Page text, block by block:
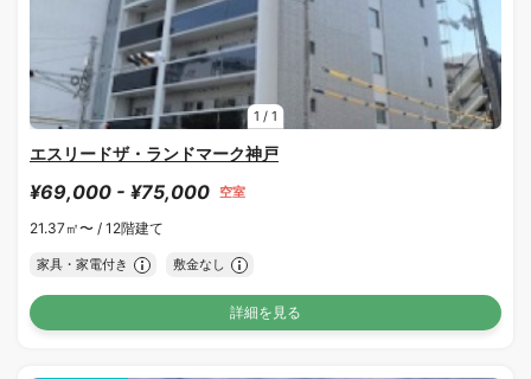
1 / 1
エスリードザ・ランドマーク神戸
¥69,000 - ¥75,000 空室
21.37㎡〜 / 12階建て
家具・家電付き 敷金なし
詳細を見る